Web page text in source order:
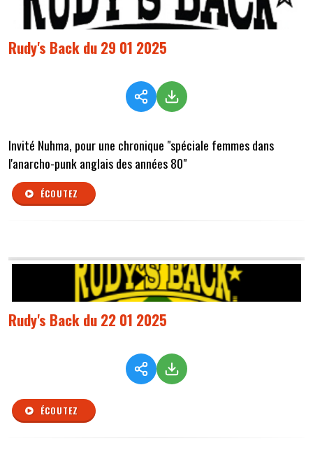
Rudy's Back du 29 01 2025
Invité Nuhma, pour une chronique "spéciale femmes dans
l'anarcho-punk anglais des années 80"
ÉCOUTEZ
Rudy's Back du 22 01 2025
ÉCOUTEZ